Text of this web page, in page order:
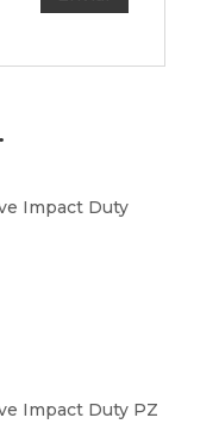
Impact Duty
Impact Duty PZ